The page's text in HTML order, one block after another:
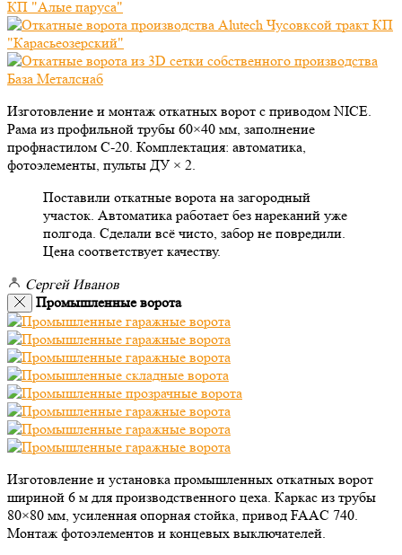
Изготовление и монтаж откатных ворот с приводом NICE.
Рама из профильной трубы 60×40 мм, заполнение
профнастилом С-20. Комплектация: автоматика,
фотоэлементы, пульты ДУ × 2.
Поставили откатные ворота на загородный
участок. Автоматика работает без нареканий уже
полгода. Сделали всё чисто, забор не повредили.
Цена соответствует качеству.
Сергей Иванов
Промышленные ворота
Изготовление и установка промышленных откатных ворот
шириной 6 м для производственного цеха. Каркас из трубы
80×80 мм, усиленная опорная стойка, привод FAAC 740.
Монтаж фотоэлементов и концевых выключателей.